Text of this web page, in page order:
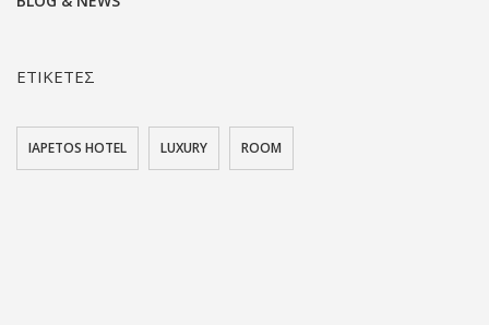
ΕΤΙΚΕΤΕΣ
IAPETOS HOTEL LUXURY ROOM